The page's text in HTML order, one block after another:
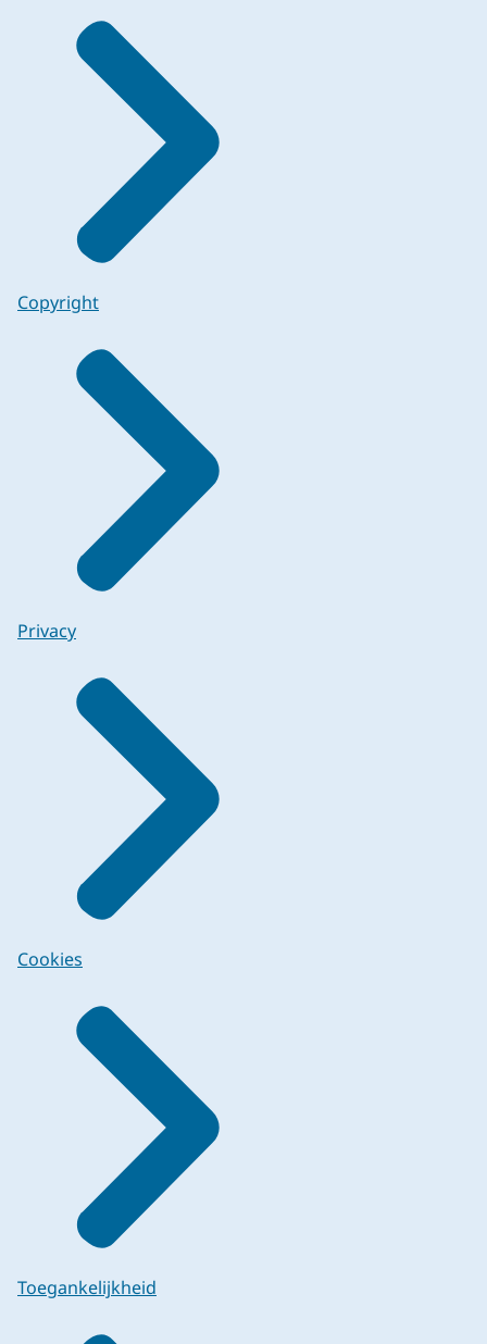
Copyright
Privacy
Cookies
Toegankelijkheid